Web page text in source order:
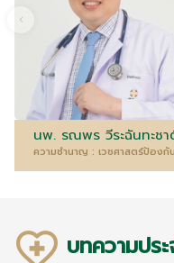
นพ. รณพร วีระฉันทะชา
ความชำนาญ : เวชศาสตร์ป้องกัน
บทความปร